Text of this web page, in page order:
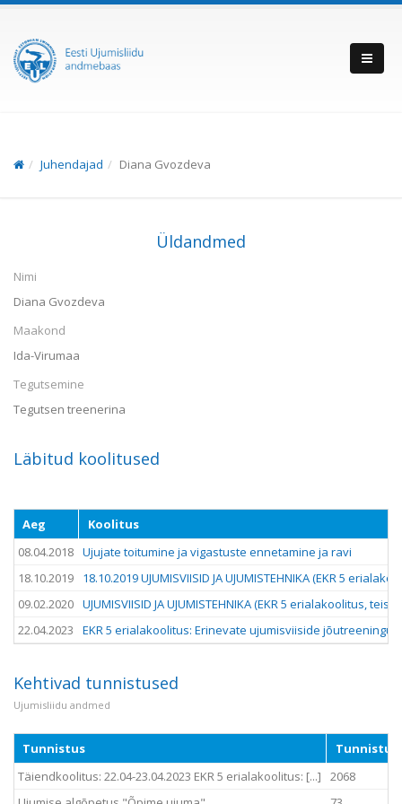
Juhendajad Diana Gvozdeva
Üldandmed
Nimi
Diana Gvozdeva
Maakond
Ida-Virumaa
Tegutsemine
Tegutsen treenerina
Läbitud koolitused
Aeg
Koolitus
08.04.2018 Ujujate toitumine ja vigastuste ennetamine ja ravi
18.10.2019
18.10.2019 UJUMISVIISID JA UJUMISTEHNIKA (EKR 5
09.02.2020 UJUMISVIISID JA UJUMISTEHNIKA (EKR 5 erialakoolitus,
22.04.2023
EKR 5 erialakoolitus: Erinevate ujumisviiside
Kehtivad tunnistused
Ujumisliidu andmed
Tunnistus
Täiendkoolitus: 22.04-23.04.2023 EKR 5 erialakoolitus: [...]
2068